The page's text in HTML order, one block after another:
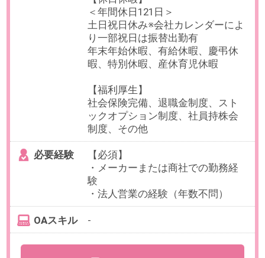
駅 徒歩10分 / 白金台駅 徒歩
9:00～18:00（実働8時間／休憩60
部署平均30時間
週5日（月～金）
※業務状況に応じて週2日程度のリ
モート勤務が可能です。
※成果に応じてリモート頻度は調整
チームでのリモート推奨日あり。
勤務期間
即日～無期
※数ヶ月先スタートもご相談可能で
試用期間6ヶ月
年収400～500万円想定
※給与は、就業時間・ご経験・スキ
ルに応じて変動いたします。
【給与形態】月給制
【固定残業代／月】40時間※超過分